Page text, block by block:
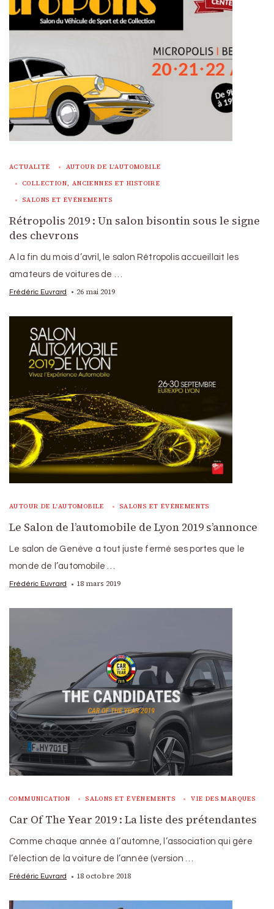
ACTUALITÉ AUTOUR DE L'AUTOMOBILE
COLLECTION, ANCIENNES ET HISTOIRE
SALONS ET ÉVÉNEMENTS
Rétropolis 2019 : Un salon bisontin sous le signe
des chevrons
A la fin du mois d’avril, le salon Rétropolis accueillait les
amateurs de voitures de …
Frédéric Euvrard 26 mai 2019
AUTOUR DE L'AUTOMOBILE SALONS ET ÉVÉNEMENTS
Le Salon de l’automobile de Lyon 2019 s’annonce
Le salon de Genève a tout juste fermé ses portes que le
monde de l’automobile …
Frédéric Euvrard 18 mars 2019
COMMUNICATION SALONS ET ÉVÉNEMENTS VIE DES MARQUES
Car Of The Year 2019 : La liste des prétendantes
Comme chaque année à l’automne, l’association qui gère
l’élection de la voiture de l’année (version …
Frédéric Euvrard 18 octobre 2018